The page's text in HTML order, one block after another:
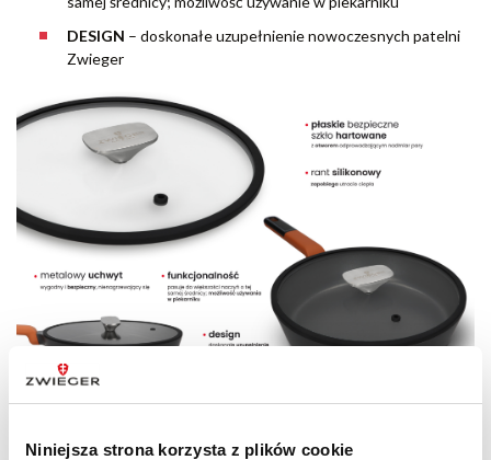
Niniejsza strona korzysta z plików cookie
DESIGN – doskonałe uzupełnienie nowoczesnych patelni
Zwieger